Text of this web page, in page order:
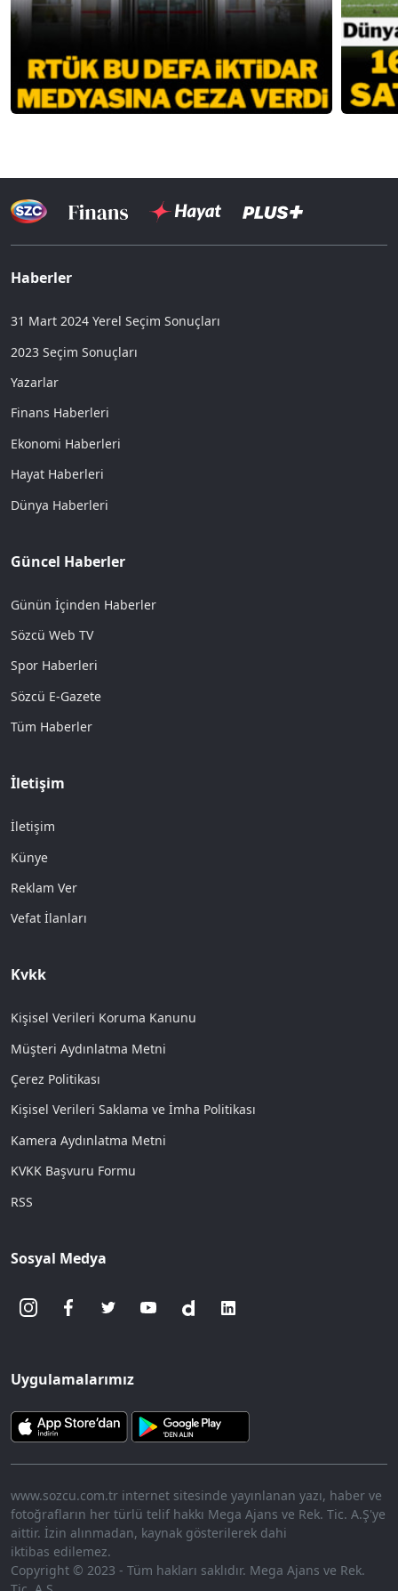
Haberler
31 Mart 2024 Yerel Seçim Sonuçları
2023 Seçim Sonuçları
Yazarlar
Finans Haberleri
Ekonomi Haberleri
Hayat Haberleri
Dünya Haberleri
Güncel Haberler
Günün İçinden Haberler
Sözcü Web TV
Spor Haberleri
Sözcü E-Gazete
Tüm Haberler
İletişim
İletişim
Künye
Reklam Ver
Vefat İlanları
Kvkk
Kişisel Verileri Koruma Kanunu
Müşteri Aydınlatma Metni
Çerez Politikası
Kişisel Verileri Saklama ve İmha Politikası
Kamera Aydınlatma Metni
KVKK Başvuru Formu
RSS
Sosyal Medya
Uygulamalarımız
www.sozcu.com.tr internet sitesinde yayınlanan yazı, haber ve
fotoğrafların her türlü telif hakkı Mega Ajans ve Rek. Tic. A.Ş'ye
aittir. İzin alınmadan, kaynak gösterilerek dahi
iktibas edilemez.
Copyright © 2023 - Tüm hakları saklıdır. Mega Ajans ve Rek.